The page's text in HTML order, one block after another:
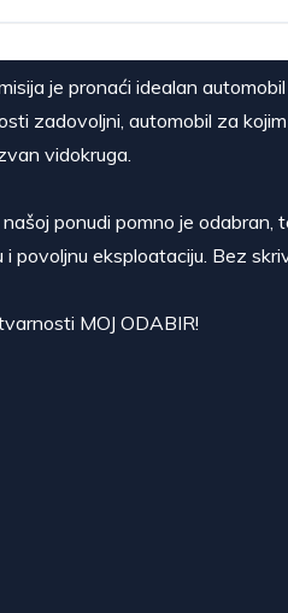
je pronaći idealan
zadovoljni, automobil za
vidokruga.
ponudi pomno je
i povoljnu eksploataciju. Bez
MOJ ODABIR!